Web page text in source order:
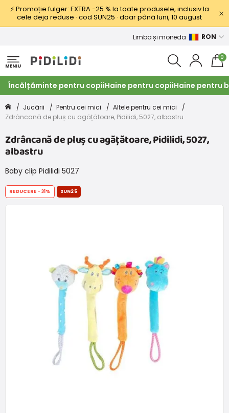
⚡ Promoție fulger: EXTRA −25 % la toate produsele, inclusiv la
cele deja reduse · cod SUN25 · doar până luni, 10 august
Limba și moneda RON
MENIU
0
Încălțăminte pentru copiiHaine pentru copiiHaine pentru
Jucării Pentru cei mici
Altele pentru cei mici
Zdrâncană de pluș cu agățătoare, Pidilidi, 5027, albastru
Zdrâncană de pluș cu agățătoare, Pidilidi, 5027,
albastru
Baby clip Pidilidi 5027
REDUCERE -31% SUN25